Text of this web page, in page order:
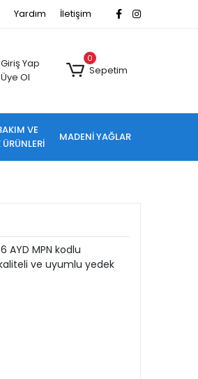
Yardım İletişim
Giriş Yap
Üye Ol
0
Sepetim
VE
MADENİ YAĞLAR
AYD MPN kodlu
ve uyumlu yedek